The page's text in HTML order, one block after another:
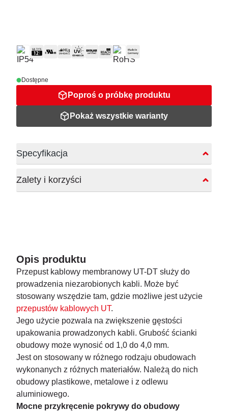
Dostępne
Poproś o próbkę produktu
Pokaż wszystkie warianty
Specyfikacja
Zalety i korzyści
Opis produktu
Przepust kablowy membranowy UT-DT służy do
prowadzenia niezarobionych kabli. Może być
stosowany wszędzie tam, gdzie możliwe jest użycie
przepustów kablowych UT.
Jego użycie pozwala na zwiększenie gęstości
upakowania prowadzonych kabli. Grubość ścianki
obudowy może wynosić od 1,0 do 4,0 mm.
Jest on stosowany w różnego rodzaju obudowach
wykonanych z różnych materiałów. Należą do nich
obudowy plastikowe, metalowe i z odlewu
aluminiowego.
Mocne przykręcenie pokrywy do obudowy